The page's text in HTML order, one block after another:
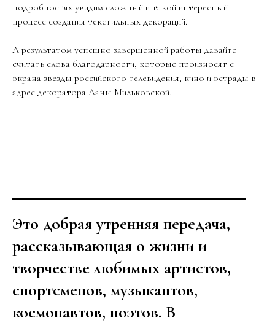
подробностях увидим сложный и такой интересный
процесс создания текстильных декораций.
А результатом успешно завершенной работы давайте
считать слова благодарности, которые произносят с
экрана звезды российского телевидения, кино и эстрады в
адрес декоратора Ланы Мильковской.
Это добрая утренняя передача,
рассказывающая о жизни и
творчестве любимых артистов,
спортсменов, музыкантов,
космонавтов, поэтов. В